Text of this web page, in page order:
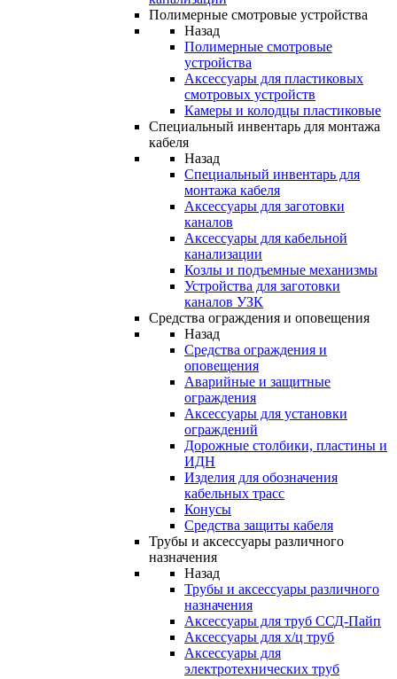
Полимерные смотровые устройства
Назад
Полимерные смотровые
устройства
Аксессуары для пластиковых
смотровых устройств
Камеры и колодцы пластиковые
Специальный инвентарь для монтажа
кабеля
Назад
Специальный инвентарь для
монтажа кабеля
Аксессуары для заготовки
каналов
Аксессуары для кабельной
канализации
Козлы и подъемные механизмы
Устройства для заготовки
каналов УЗК
Средства ограждения и оповещения
Назад
Средства ограждения и
оповещения
Аварийные и защитные
ограждения
Аксессуары для установки
ограждений
Дорожные столбики, пластины и
ИДН
Изделия для обозначения
кабельных трасс
Конусы
Средства защиты кабеля
Трубы и аксессуары различного
назначения
Назад
Трубы и аксессуары различного
назначения
Аксессуары для труб ССД-Пайп
Аксессуары для х/ц труб
Аксессуары для
электротехнических труб